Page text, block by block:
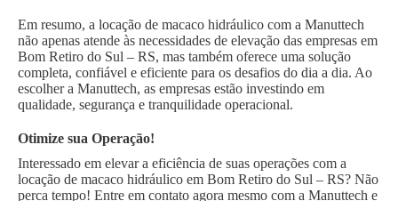
Em resumo, a locação de macaco hidráulico com a Manuttech
não apenas atende às necessidades de elevação das empresas em
Bom Retiro do Sul – RS, mas também oferece uma solução
completa, confiável e eficiente para os desafios do dia a dia. Ao
escolher a Manuttech, as empresas estão investindo em
qualidade, segurança e tranquilidade operacional.
Otimize sua Operação!
Interessado em elevar a eficiência de suas operações com a
locação de macaco hidráulico em Bom Retiro do Sul – RS? Não
perca tempo! Entre em contato agora mesmo com a Manuttech e